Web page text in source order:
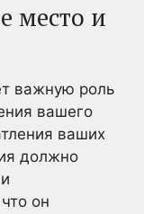
место и
важную роль
вашего
ваших
должно
он